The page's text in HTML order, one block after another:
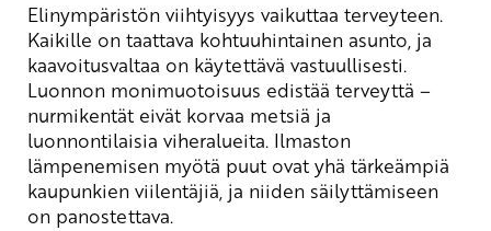
Elinympäristön viihtyisyys vaikuttaa terveyteen.
Kaikille on taattava kohtuuhintainen asunto, ja
kaavoitusvaltaa on käytettävä vastuullisesti.
Luonnon monimuotoisuus edistää terveyttä –
nurmikentät eivät korvaa metsiä ja
luonnontilaisia viheralueita. Ilmaston
lämpenemisen myötä puut ovat yhä tärkeämpiä
kaupunkien viilentäjiä, ja niiden säilyttämiseen
on panostettava.